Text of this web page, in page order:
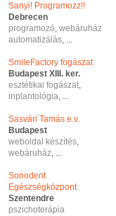
Sanyi! Programozz!!
Debrecen
programozó,webáruház
automatizálás, ...
SmileFactory fogászat
Budapest XIII. ker.
esztétikai fogászat,
inplantológia, ...
Sasvári Tamás e.v.
Budapest
weboldal készítés,
webáruház, ...
Sonodent
Egészségközpont
Szentendre
pszichoterápia